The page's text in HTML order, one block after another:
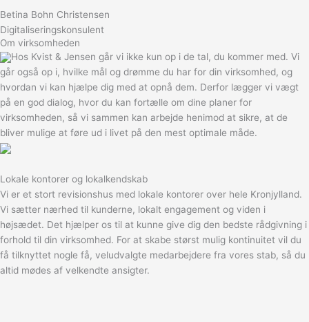
Betina Bohn Christensen
Digitaliseringskonsulent
Om virksomheden
Hos Kvist & Jensen går vi ikke kun op i de tal, du kommer med. Vi
går også op i, hvilke mål og drømme du har for din virksomhed, og
hvordan vi kan hjælpe dig med at opnå dem. Derfor lægger vi vægt
på en god dialog, hvor du kan fortælle om dine planer for
virksomheden, så vi sammen kan arbejde henimod at sikre, at de
bliver mulige at føre ud i livet på den mest optimale måde.
Lokale kontorer og lokalkendskab
Vi er et stort revisionshus med lokale kontorer over hele Kronjylland.
Vi sætter nærhed til kunderne, lokalt engagement og viden i
højsædet. Det hjælper os til at kunne give dig den bedste rådgivning i
forhold til din virksomhed. For at skabe størst mulig kontinuitet vil du
få tilknyttet nogle få, veludvalgte medarbejdere fra vores stab, så du
altid mødes af velkendte ansigter.